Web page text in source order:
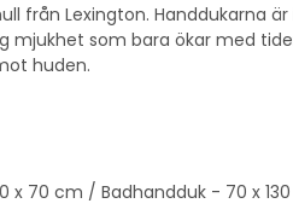
från Lexington. Handdukarna
mjukhet som bara ökar med
huden.
x 70 cm / Badhandduk - 70 x